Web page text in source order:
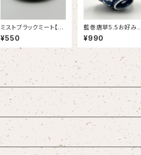
ミストブラックミート【O
UTLET】
¥550
藍巻唐草5.5お好み
【OUTLET】
¥990